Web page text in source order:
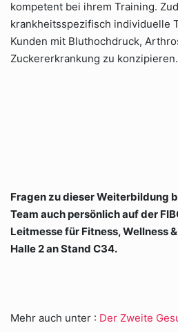
kompetent bei ihrem Training.
krankheitsspezifisch individuelle
Kunden mit Bluthochdruck,
Zuckererkrankung zu konzipieren.
Fragen zu dieser Weiterbildung
Team auch persönlich auf der
Leitmesse für Fitness, Wellness
Halle 2 an Stand C34.
Mehr auch unter : Der Zweite